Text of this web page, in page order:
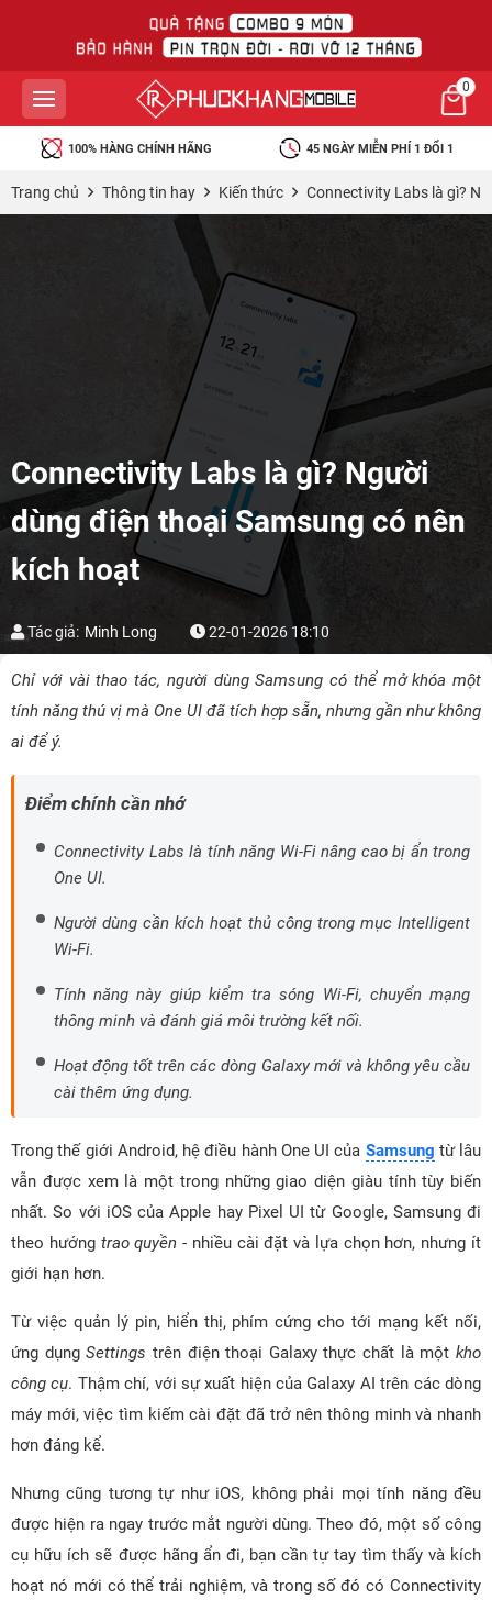
0
45 NGÀY MIỄN PHÍ 1 ĐỔI 1 BẢO HÀNH RƠI VỠ MIỄN PHÍ
Trang chủ Thông tin hay Kiến thức Connectivity Labs là gì?
Connectivity Labs là gì? Người
dùng điện thoại Samsung có nên
kích hoạt
Tác giả: Minh Long 22-01-2026 18:10
Chỉ với vài thao tác, người dùng Samsung có thể mở khóa một
tính năng thú vị mà One UI đã tích hợp sẵn, nhưng gần như không
ai để ý.
Điểm chính cần nhớ
Connectivity Labs là tính năng Wi-Fi nâng cao bị ẩn trong
One UI.
Người dùng cần kích hoạt thủ công trong mục Intelligent
Wi-Fi.
Tính năng này giúp kiểm tra sóng Wi-Fi, chuyển mạng
thông minh và đánh giá môi trường kết nối.
Hoạt động tốt trên các dòng Galaxy mới và không yêu cầu
cài thêm ứng dụng.
Trong thế giới Android, hệ điều hành One UI của Samsung từ lâu
vẫn được xem là một trong những giao diện giàu tính tùy biến
nhất. So với iOS của Apple hay Pixel UI từ Google, Samsung đi
theo hướng trao quyền - nhiều cài đặt và lựa chọn hơn, nhưng ít
giới hạn hơn.
Từ việc quản lý pin, hiển thị, phím cứng cho tới mạng kết nối,
ứng dụngSettings trên điện thoại Galaxy thực chất là mộtkho
công cụ. Thậm chí, với sự xuất hiện của Galaxy AI trên các dòng
máy mới, việc tìm kiếm cài đặt đã trở nên thông minh và nhanh
hơn đáng kể.
Nhưng cũng tương tự như iOS, không phải mọi tính năng đều
được hiện ra ngay trước mắt người dùng. Theo đó, một số công
cụ hữu ích sẽ được hãng ẩn đi, bạn cần tự tay tìm thấy và kích
hoạt nó mới có thể trải nghiệm, và trong số đó có Connectivity